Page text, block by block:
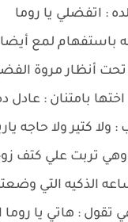
: اتفضلي يا روما
باستفهام لمع
أنظار مروة
اختها بامتنان :
: ولا كتير ولا حاجه
تربت علي كتف
الذكيه التي
تقول : هاتي يا روما